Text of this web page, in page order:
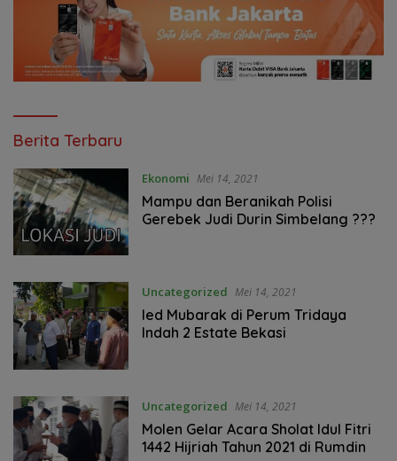
Asatu
Berita Terbaru
Ekonomi Mei 14, 2021
Mampu dan Beranikah Polisi
Gerebek Judi Durin Simbelang ???
Uncategorized Mei 14, 2021
Ied Mubarak di Perum Tridaya
Indah 2 Estate Bekasi
Uncategorized Mei 14, 2021
Molen Gelar Acara Sholat Idul Fitri
1442 Hijriah Tahun 2021 di Rumdin